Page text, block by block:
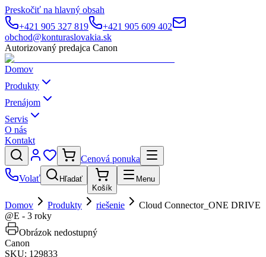
Preskočiť na hlavný obsah
+421 905 327 819
+421 905 609 402
obchod@konturaslovakia.sk
Autorizovaný predajca Canon
Domov
Produkty
Prenájom
Servis
O nás
Kontakt
Cenová ponuka
Volať
Hľadať
Košík
Menu
Domov Produkty riešenie
Cloud Connector_ONE DRIVE
@E - 3 roky
Obrázok nedostupný
Canon
SKU: 129833